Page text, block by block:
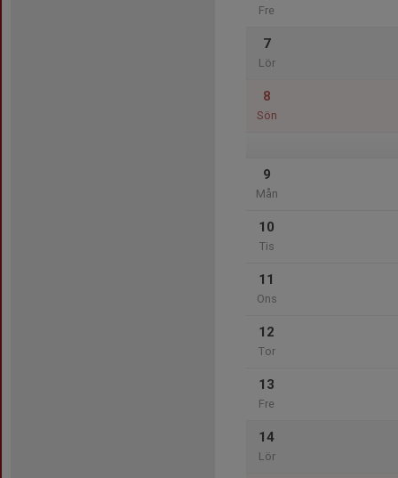
Fre
7
Lör
8
Sön
9
Mån
10
Tis
11
Ons
12
Tor
13
Fre
14
Lör